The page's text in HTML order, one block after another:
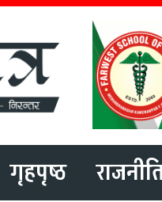
गृहपृष्ठ